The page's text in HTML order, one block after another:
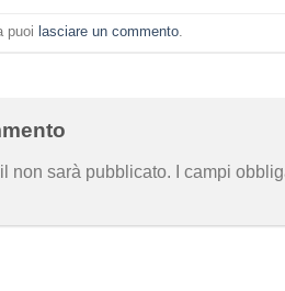
puoi lasciare un commento.
non sarà pubblicato. I campi